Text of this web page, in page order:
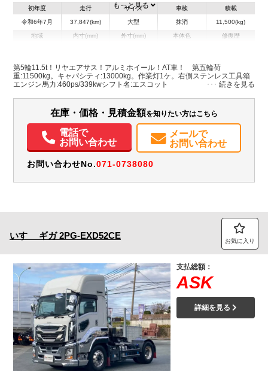
初年度
令和6年7月
走行
37,847(km)
サイズ
大型
車検
抹消
積載
11,500(kg)
地域 内寸(mm) 外寸(mm)
H:3,390
本体色 修復歴
装備情報
電動格納ミラー
ETC バックモニター 記録簿（一部含む）
もっと見る
第5輪11.5t！リヤエアサス！アルミホイール！AT車！ 第五輪荷
重:11500kg。キャパシティ:13000kg。作業灯1ケ。右側ステンレス工具箱
エンジン馬力:460ps/339kwシフト名:エスコット
在庫・価格・見積金額を知りたい方はこちら
電話で
お問い合わせ
メールで
お問い合わせ
お問い合わせNo.071-0738080
いすゞ ギガ 2PG-EXD52CE お気に入り
支払総額：
ASK
詳細を見る